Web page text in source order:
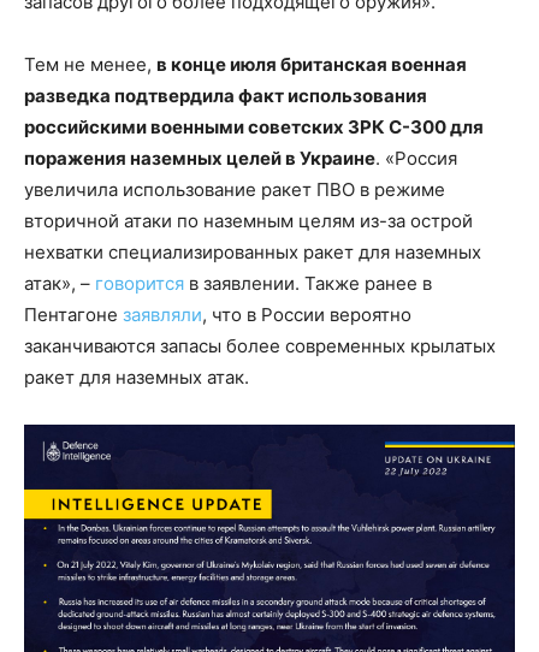
Тем не менее, в конце июля британская военная
разведка подтвердила факт использования
российскими военными советских ЗРК С-300 для
поражения наземных целей в Украине. «Россия
увеличила использование ракет ПВО в режиме
вторичной атаки по наземным целям из-за острой
нехватки специализированных ракет для наземных
атак», – говорится в заявлении. Также ранее в
Пентагоне заявляли, что в России вероятно
заканчиваются запасы более современных крылатых
ракет для наземных атак.